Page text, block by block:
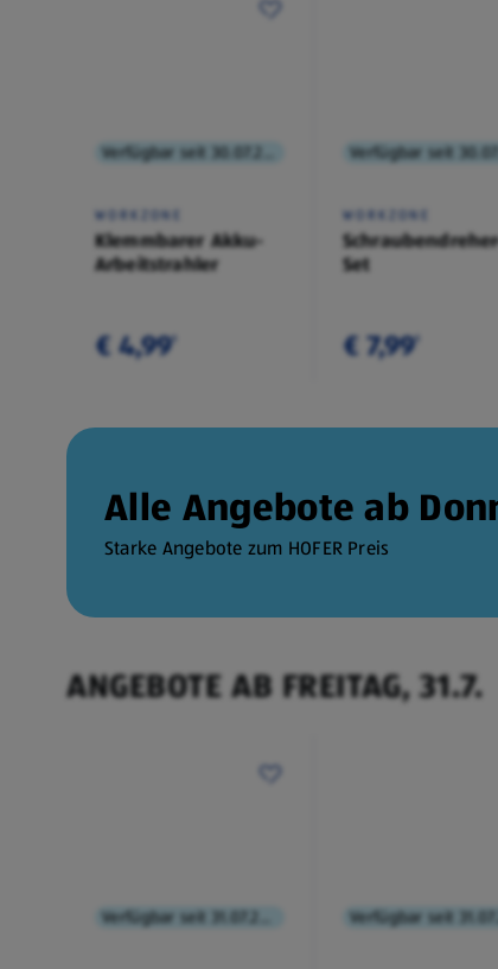
WORKZONE
Klemmbarer Akku-
Arbeitstrahler
€ 4,99¹
WORKZONE
Set
€ 7,99¹
Alle Angebote ab
30.7.
Starke Angebote zum HOFER Preis
ANGEBOTE AB FREITAG, 31.7.